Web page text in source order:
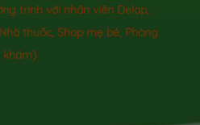
trình với nhân viên Delap,
thuốc, Shop mẹ bé, Phòng
khám)